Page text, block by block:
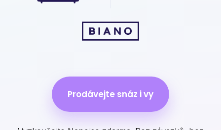
Prodávejte snáz i vy